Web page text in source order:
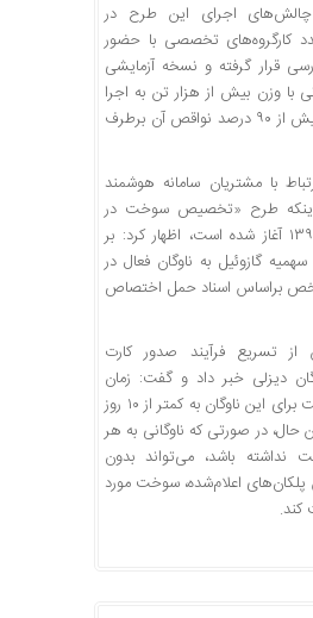
اجرای این طرح در
کارگروه‌های تخصصی با حضور
قرار گرفته و نسخه آزمایشی
با وزن بیش از هزار تن به اجرا
درآمده است که بیش از ۹۰ درصد نواقص آن برطرف
با مشتریان سامانه هوشمند
طرح «تخصیص سوخت در
مسیر» از سال ۱۳۹۴ آغاز شده است، اظهار کرد: بر
گازوئیل به ناوگان فعال در
براساس اسناد حمل اختصاص
تسریع فرآیند صدور کارت
دیزلی خبر داد و گفت: زمان
صدور کارت سوخت برای این ناوگان به کمتر از ۱۰ روز
حال، در صورتی که ناوگانی به هر
نداشته باشد، می‌تواند بدون
اعلام‌شده، سوخت مورد
کند.